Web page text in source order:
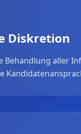
Diskretion
Behandlung aller